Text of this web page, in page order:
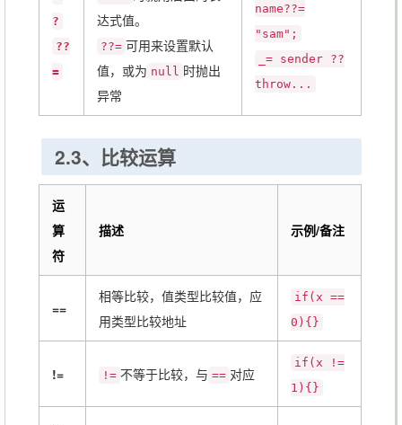
?
??
=
达式值。
??= 可用来设置默认
值，或为 null 时抛出
异常
name??=
"sam";
_= sender ??
throw...
2.3、比较运算
运
算
符
描述 示例/备注
==
相等比较，值类型比较值，应
用类型比较地址
if(x ==
0){}
!= != 不等于比较，与 == 对应
if(x !=
1){}